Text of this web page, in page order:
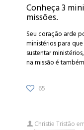
Conheça 3
missões.
Seu coração arde
ministérios para
sustentar
na missão é também
65
Christie Tristão